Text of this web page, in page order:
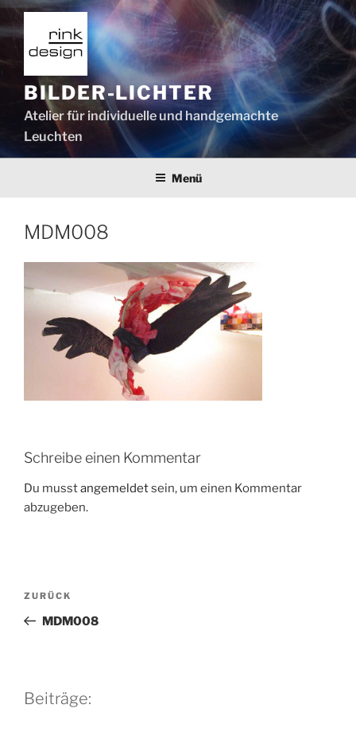
Zum
Inhalt
springen
BILDER-LICHTER
Atelier für individuelle und handgemachte
Leuchten
Menü
MDM008
Schreibe einen Kommentar
Du musstangemeldetsein, um einen Kommentar
abzugeben.
Beitragsnavigation
Vorheriger
Beitrag
ZURÜCK
MDM008
Beiträge: